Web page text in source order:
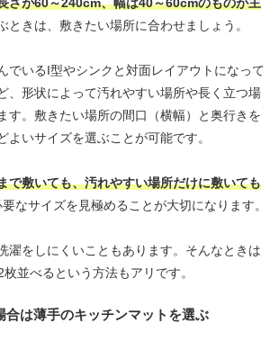
ときは、敷きたい場所に合わせましょう。
でいるI型やシンクと対面レイアウトになって
、形状によって汚れやすい場所や長く立つ場
す。敷きたい場所の間口（横幅）と奥行きを
よいサイズを選ぶことが可能です。
で敷いても、汚れやすい場所だけに敷いても
なサイズを見極めることが大切になります。
濯をしにくいこともあります。そんなときは
並べるという方法もアリです。
合は薄手のキッチンマットを選ぶ